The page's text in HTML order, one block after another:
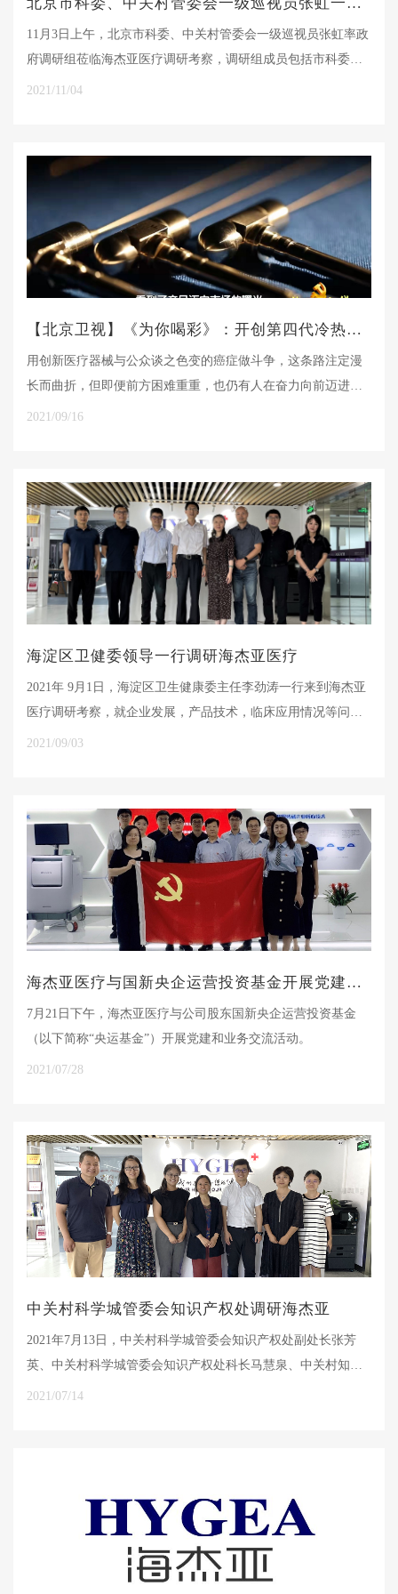
11月3日上午，北京市科委、中关村管委会一级巡视员张虹率政
府调研组莅临海杰亚医疗调研考察，调研组成员包括市科委、
中关村管委会以及市发改委、市投促中心、市财政局、市税务
2021/11/04
【北京卫视】《为你喝彩》：开创第四代冷热消融技术 为癌症患者带来希望曙光
用创新医疗器械与公众谈之色变的癌症做斗争，这条路注定漫
长而曲折，但即便前方困难重重，也仍有人在奋力向前迈进。
由北京市委组织部指导并策划，北京广播电视台承制的全国首
2021/09/16
海淀区卫健委领导一行调研海杰亚医疗
2021年 9月1日，海淀区卫生健康委主任李劲涛一行来到海杰亚
医疗调研考察，就企业发展，产品技术，临床应用情况等问题
进行了调研。海杰亚总裁罗富良、北京健康智谷总经理刘璐、
2021/09/03
海杰亚医疗与国新央企运营投资基金开展党建和业务交流
7月21日下午，海杰亚医疗与公司股东国新央企运营投资基金
（以下简称“央运基金”）开展党建和业务交流活动。
2021/07/28
中关村科学城管委会知识产权处调研海杰亚
2021年7月13日，中关村科学城管委会知识产权处副处长张芳
英、中关村科学城管委会知识产权处科长马慧泉、中关村知识
产权保护中心预审一部负责人张慧明、中关村知识产权保护中
2021/07/14